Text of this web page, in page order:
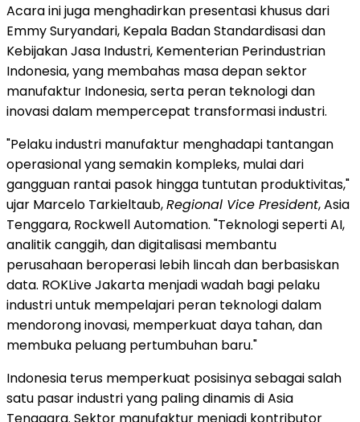
Acara ini juga menghadirkan presentasi khusus dari
Emmy Suryandari, Kepala Badan Standardisasi dan
Kebijakan Jasa Industri, Kementerian Perindustrian
Indonesia, yang membahas masa depan sektor
manufaktur Indonesia, serta peran teknologi dan
inovasi dalam mempercepat transformasi industri.
"Pelaku industri manufaktur menghadapi tantangan
operasional yang semakin kompleks, mulai dari
gangguan rantai pasok hingga tuntutan produktivitas,"
ujar Marcelo Tarkieltaub,Regional Vice President, Asia
Tenggara, Rockwell Automation. "Teknologi seperti AI,
analitikcanggih, dan digitalisasi membantu
perusahaan beroperasi lebih lincah dan berbasiskan
data. ROKLive Jakarta menjadi wadah bagi pelaku
industri untuk mempelajari peran teknologi dalam
mendorong inovasi, memperkuat daya tahan, dan
membuka peluang pertumbuhan baru."
Indonesia terus memperkuat posisinya sebagai salah
satu pasar industri yang paling dinamis di Asia
Tenggara. Sektor manufaktur menjadi kontributor